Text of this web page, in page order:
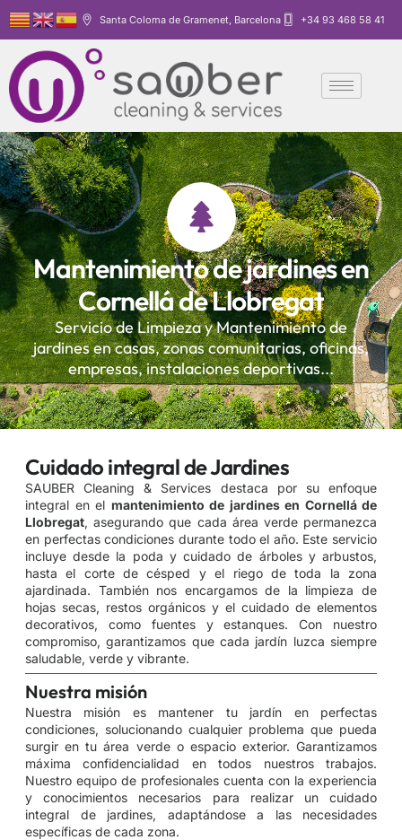
Santa Coloma de Gramenet, Barcelona +34 93 468 58 41
Mantenimiento de jardines en
Cornellá de Llobregat
Servicio de Limpieza y Mantenimiento de
jardines en casas, zonas comunitarias, oficinas,
empresas, instalaciones deportivas...
Cuidado integral de Jardines
SAUBER Cleaning & Services destaca por su enfoque
integral en el mantenimiento de jardines en Cornellá de
Llobregat, asegurando que cada área verde permanezca
en perfectas condiciones durante todo el año. Este servicio
incluye desde la poda y cuidado de árboles y arbustos,
hasta el corte de césped y el riego de toda la zona
ajardinada. También nos encargamos de la limpieza de
hojas secas, restos orgánicos y el cuidado de elementos
decorativos, como fuentes y estanques. Con nuestro
compromiso, garantizamos que cada jardín luzca siempre
saludable, verde y vibrante.
Nuestra misión
Nuestra misión es mantener tu jardín en perfectas
condiciones, solucionando cualquier problema que pueda
surgir en tu área verde o espacio exterior. Garantizamos
máxima confidencialidad en todos nuestros trabajos.
Nuestro equipo de profesionales cuenta con la experiencia
y conocimientos necesarios para realizar un cuidado
integral de jardines, adaptándose a las necesidades
específicas de cada zona.